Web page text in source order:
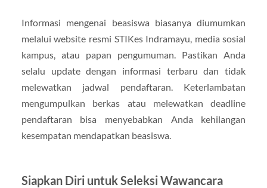
Informasi mengenai beasiswa biasanya diumumkan
melalui website resmi STIKes Indramayu, media sosial
kampus, atau papan pengumuman. Pastikan Anda
selalu update dengan informasi terbaru dan tidak
melewatkan jadwal pendaftaran. Keterlambatan
mengumpulkan berkas atau melewatkan deadline
pendaftaran bisa menyebabkan Anda kehilangan
kesempatan mendapatkan beasiswa.
Siapkan Diri untuk Seleksi Wawancara